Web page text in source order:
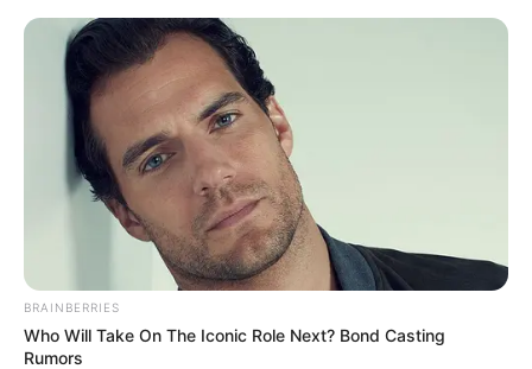
Mittelrhein - Schlösser, Burgen und Klosteranlagen in
und um Koblenz, Lahnstein, Nievern, Bad Ems,
Becheln und Braubach
Ausflugsziele Hotels Veranstaltungen
Heute ist Hohes Friedersfest (in Augsburg ein Feiertag):
Sonnabend, der 08.08.2026
Hier werden als Sehenswürdigkeiten und Ausflugsziele
BRAINBERRIES
Who Will Take On The Iconic Role Next? Bond Casting
Rumors